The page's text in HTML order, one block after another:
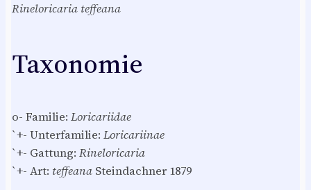
Rineloricaria teffeana
Taxonomie
o- Familie: Loricariidae
`+- Unterfamilie: Loricariinae
`+- Gattung: Rineloricaria
`+- Art: teffeana Steindachner 1879